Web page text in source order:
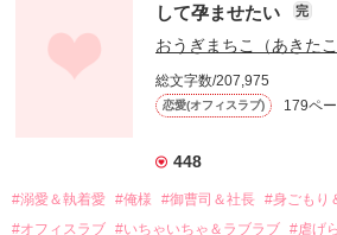
幼なじみの哲平に淡い恋心を抱いていた
しかし、ある出来事をきっかけに二人の
関係修復もできないまま、美桜は両親の
引っ越すことになり、哲平とも離れ離れ
それから約十二年後。
過去の傷から、二度と会いたくないと思
運命のような再会を果たす。
して孕ませたい
完
おうぎまちこ（あきたこ
総文字数/207,975
恋愛(オフィスラブ) 179ペ
448
#溺愛＆執着愛 #俺様 #御曹司＆社長 #身ごもり
#オフィスラブ #いちゃいちゃ＆ラブラブ #虐げ